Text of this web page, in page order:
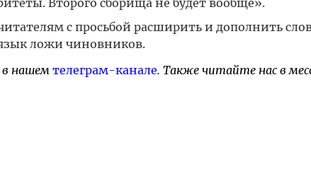
Второго сборища не будет вообще».
с просьбой расширить и дополнить
ложи чиновников.
нашем телеграм-канале. Также читайте нас в